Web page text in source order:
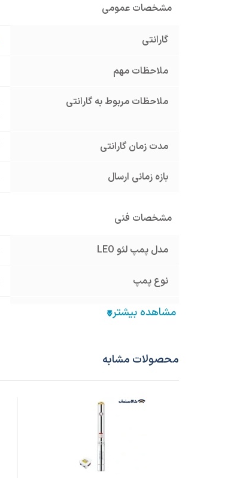
مشخصات عمومی
گارانتی
ملاحظات مهم
ملاحظات مربوط به گارانتی
مدت زمان گارانتی
بازه زمانی ارسال
مشخصات فنی
مدل پمپ لئو LEO
نوع پمپ
برند پمپ
قطر دهانه خروجی پمپ
محصولات مشابه